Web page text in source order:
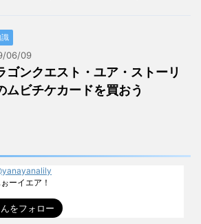
06/09
ゴンクエスト・ユア・ストーリ
ムビチケカードを買おう
ーイエア！